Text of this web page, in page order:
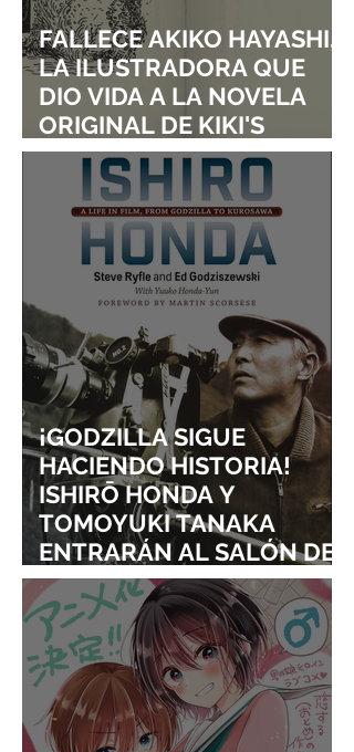
FALLECE AKIKO HAYASHI,
LA ILUSTRADORA QUE
DIO VIDA A LA NOVELA
ORIGINAL DE KIKI'S
DELIVERY SERVICE
¡GODZILLA SIGUE
HACIENDO HISTORIA!
ISHIRŌ HONDA Y
TOMOYUKI TANAKA
ENTRARÁN AL SALÓN DE
LA FAMA DE LOS EFECTOS
VISUALES